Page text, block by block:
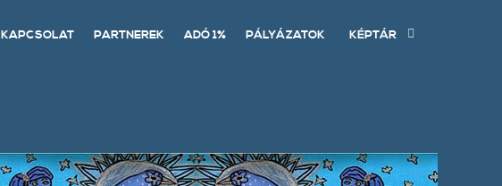
KAPCSOLAT PARTNEREK ADÓ 1% PÁLYÁZATOK KÉPTÁR